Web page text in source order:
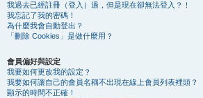
我過去已經註冊（登入）過，但是現在卻無法登入？！
我忘記了我的密碼！
為什麼我會自動登出？
「刪除 Cookies」是做什麼用？
會員偏好與設定
我要如何更改我的設定？
我要如何讓自己的會員名稱不出現在線上會員列表裡頭？
顯示的時間不正確！